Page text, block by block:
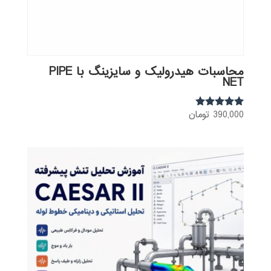
محاسبات هیدرولیک و سایزینگ با PIPE
NET
نمره
390,000 تومان